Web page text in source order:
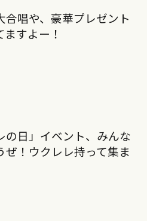
合唱や、豪華プレゼント
すよー！
の日」イベント、みんな
！ウクレレ持って集ま